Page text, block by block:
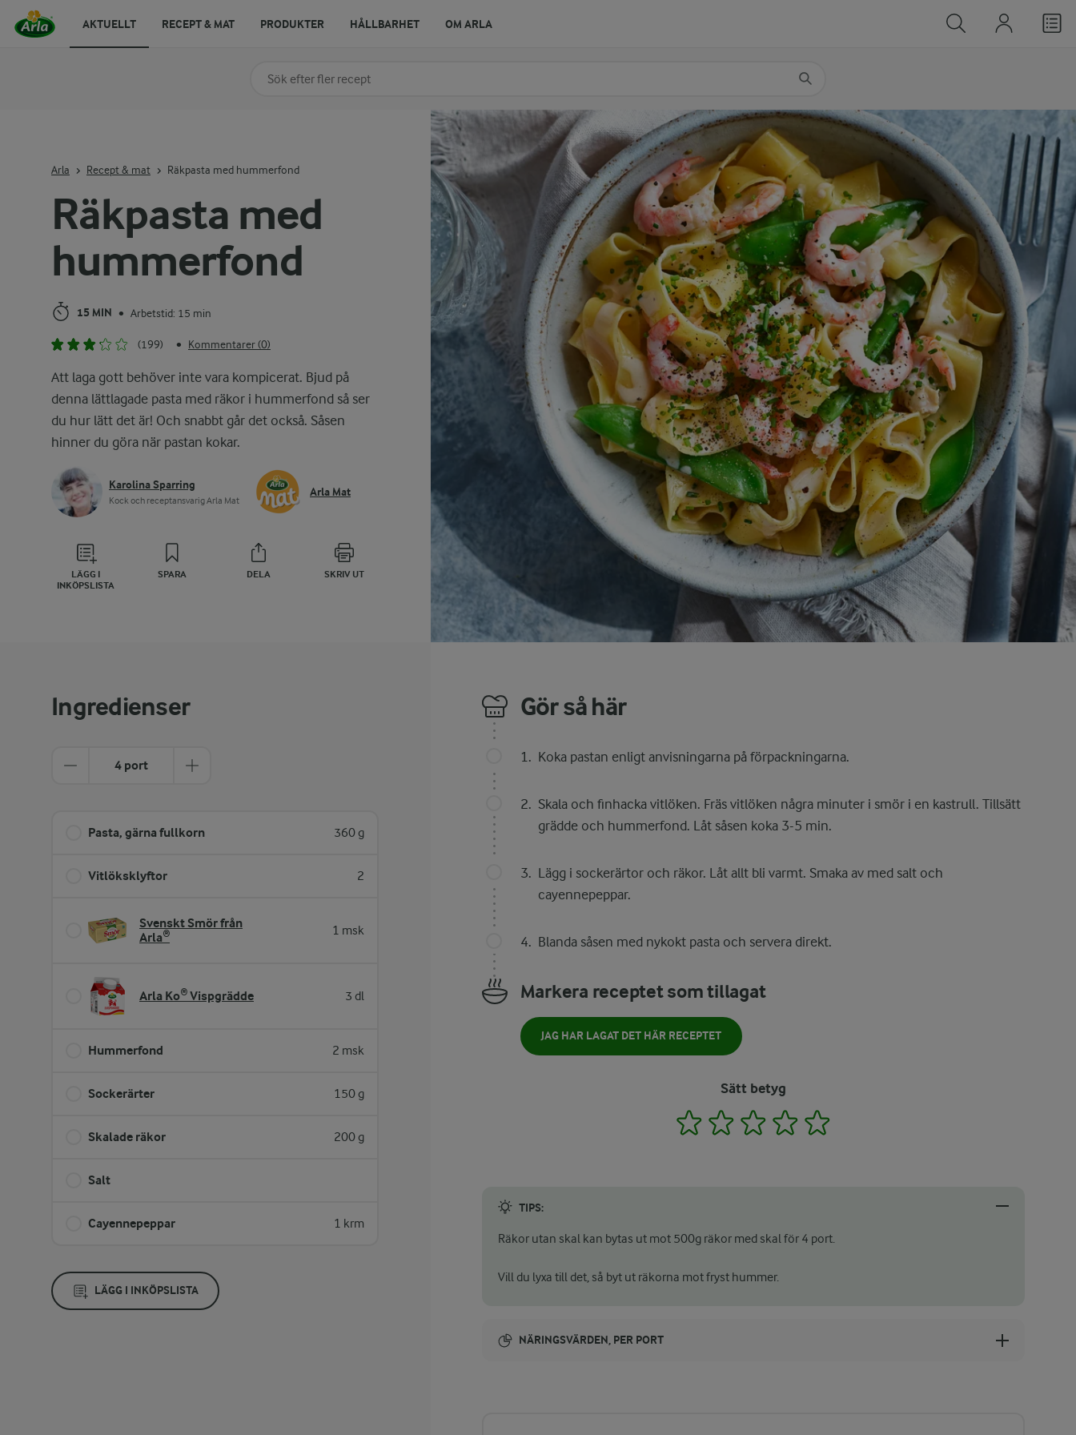
Räkpasta med
hummerfond
15 MIN • Arbetstid: 15 min
(199) • Kommentarer (0)
Att laga gott behöver inte vara kompicerat. Bjud på
denna lättlagade pasta med räkor i hummerfond så ser
du hur lätt det är! Och snabbt går det också. Såsen
hinner du göra när pastan kokar.
Karolina Sparring
Kock och receptansvarig Arla Mat
Arla Mat
LÄGG I
INKÖPSLISTA
SPARA DELA SKRIV UT
Arla Recept & mat Räkpasta med hummerfond
Ingredienser
4 port
Pasta, gärna fullkorn 360 g
Vitlöksklyftor 2
Svenskt Smör från
Arla®
1 msk
Arla Ko® Vispgrädde 3 dl
Hummerfond 2 msk
Sockerärter 150 g
Skalade räkor 200 g
Salt
Cayennepeppar 1 krm
LÄGG I INKÖPSLISTA
Gör så här
Koka pastan enligt anvisningarna på förpackningarna.
Skala och finhacka vitlöken. Fräs vitlöken några minuter i smör i en kastrull. Tillsätt
grädde och hummerfond. Låt såsen koka 3-5 min.
Lägg i sockerärtor och räkor. Låt allt bli varmt. Smaka av med salt och
cayennepeppar.
Blanda såsen med nykokt pasta och servera direkt.
Markera receptet som tillagat
JAG HAR LAGAT DET HÄR RECEPTET
Sätt betyg
1 2 3 4
TIPS:
Räkor utan skal kan bytas ut mot 500g räkor med skal för 4 port.
Vill du lyxa till det, så byt ut räkorna mot fryst hummer.
NÄRINGSVÄRDEN, PER PORT
Sök på kategori eller ingrediens
AKTUELLT RECEPT & MAT PRODUKTER HÅLLBARHET OM ARLA